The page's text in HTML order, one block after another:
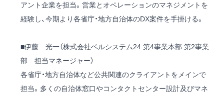
アント企業を担当。営業とオペレーションのマネジメントを
経験し、今期より各省庁・地方自治体のDX案件を手掛ける。
■伊藤 光一（株式会社ベルシステム24 第4事業本部 第2事業
部 担当マネージャー）
各省庁・地方自治体など公共関連のクライアントをメインで
担当。多くの自治体窓口やコンタクトセンター設計及びマネ